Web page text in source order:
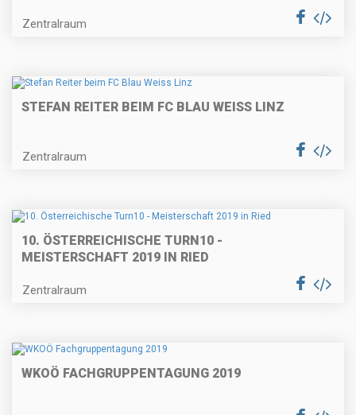
Zentralraum
STEFAN REITER BEIM FC BLAU WEISS LINZ
Zentralraum
10. ÖSTERREICHISCHE TURN10 -
MEISTERSCHAFT 2019 IN RIED
Zentralraum
WKOÖ FACHGRUPPENTAGUNG 2019